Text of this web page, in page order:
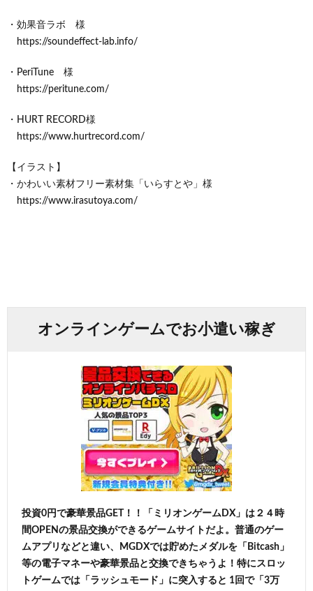
・効果音ラボ 様
https://soundeffect-lab.info/
・PeriTune 様
https://peritune.com/
・HURT RECORD様
https://www.hurtrecord.com/
【イラスト】
・かわいい素材フリー素材集「いらすとや」様
https://www.irasutoya.com/
オンラインゲームでお小遣い稼ぎ
投資0円で豪華景品GET！！「ミリオンゲームDX」は２４時
間OPENの景品交換ができるゲームサイトだよ。普通のゲー
ムアプリなどと違い、MGDXでは貯めたメダルを「Bitcash」
等の電子マネーや豪華景品と交換できちゃうよ！特にスロッ
トゲームでは「ラッシュモード」に突入すると 1回で「3万